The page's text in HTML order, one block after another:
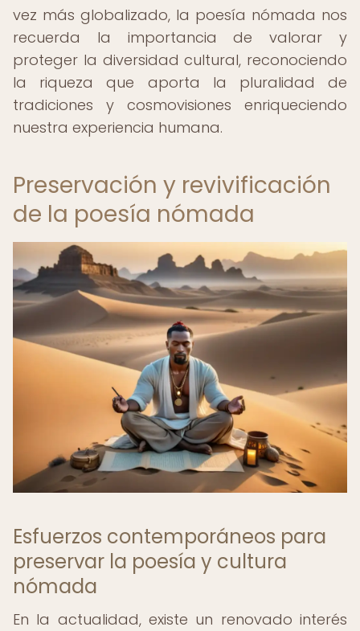
vez más globalizado, la poesía nómada nos
recuerda la importancia de valorar y
proteger la diversidad cultural, reconociendo
la riqueza que aporta la pluralidad de
tradiciones y cosmovisiones enriqueciendo
nuestra experiencia humana.
Preservación y revivificación
de la poesía nómada
Esfuerzos contemporáneos para
preservar la poesía y cultura
nómada
En la actualidad, existe un renovado interés